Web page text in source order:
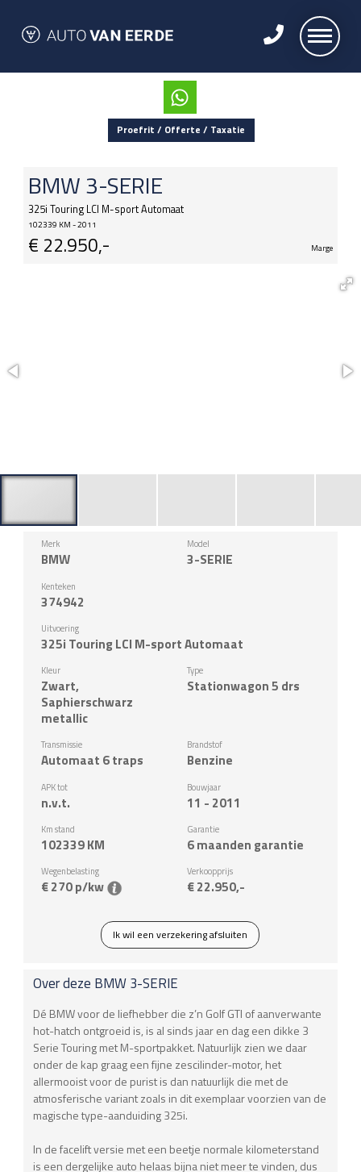
Proefrit / Offerte / Taxatie
BMW3-SERIE
325i Touring LCI M-sport Automaat
102339 KM - 2011
€ 22.950,- Marge
Merk
BMW
Model
3-SERIE
Kenteken
374942
Uitvoering
325i Touring LCI M-sport Automaat
Kleur
Zwart,
Saphierschwarz
metallic
Type
Stationwagon 5 drs
Transmissie
Automaat 6 traps
Brandstof
Benzine
APK tot
n.v.t.
Bouwjaar
11 - 2011
Km stand
102339KM
Garantie
6 maanden garantie
Wegenbelasting
€ 270 p/kw
Verkoopprijs
€ 22.950,-
Ik wil een verzekering afsluiten
Over deze BMW3-SERIE
Dé BMW voor de liefhebber die z’n Golf GTI of aanverwante
hot-hatch ontgroeid is, is al sinds jaar en dag een dikke 3
Serie Touring met M-sportpakket. Natuurlijk zien we daar
onder de kap graag een fijne zescilinder-motor, het
allermooist voor de purist is dan natuurlijk die met de
atmosferische variant zoals in dit exemplaar voorzien van de
magische type-aanduiding 325i.
In de facelift versie met een beetje normale kilometerstand
is een dergelijke auto helaas bijna niet meer te vinden, dus